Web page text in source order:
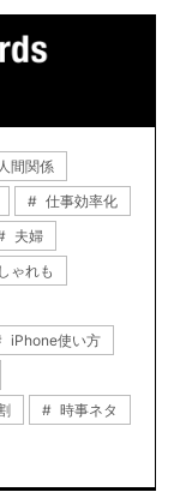
人間関係
仕事効率化
夫婦
ゃれも
iPhone使い方
時事ネタ